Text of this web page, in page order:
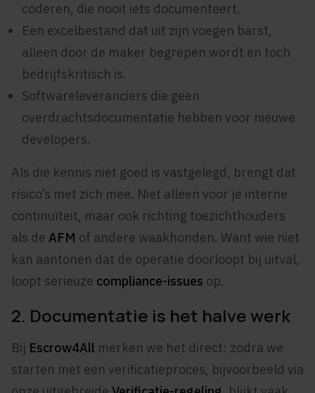
coderen, die nooit iets documenteert.
Een excelbestand dat uit zijn voegen barst,
alleen door de maker begrepen wordt en toch
bedrijfskritisch is.
Softwareleveranciers die geen
overdrachtsdocumentatie hebben voor nieuwe
developers.
Als die kennis niet goed is vastgelegd, brengt dat
risico’s met zich mee. Niet alleen voor je interne
continuïteit, maar ook richting toezichthouders
als de AFM of andere waakhonden. Want wie niet
kan aantonen dat de operatie doorloopt bij uitval,
loopt serieuze compliance-issues op.
2. Documentatie is het halve werk
Bij Escrow4All merken we het direct: zodra we
starten met een verificatieproces, bijvoorbeeld via